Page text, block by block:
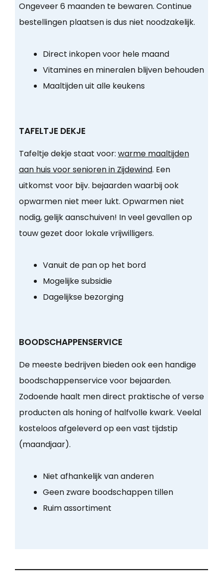
Ongeveer 6 maanden te bewaren. Continue
bestellingen plaatsen is dus niet noodzakelijk.
Direct inkopen voor hele maand
Vitamines en mineralen blijven behouden
Maaltijden uit alle keukens
TAFELTJE DEKJE
Tafeltje dekje staat voor: warme maaltijden
aan huis voor senioren in Zijdewind. Een
uitkomst voor bijv. bejaarden waarbij ook
opwarmen niet meer lukt. Opwarmen niet
nodig, gelijk aanschuiven! In veel gevallen op
touw gezet door lokale vrijwilligers.
Vanuit de pan op het bord
Mogelijke subsidie
Dagelijkse bezorging
BOODSCHAPPENSERVICE
De meeste bedrijven bieden ook een handige
boodschappenservice voor bejaarden.
Zodoende haalt men direct praktische of verse
producten als honing of halfvolle kwark. Veelal
kosteloos afgeleverd op een vast tijdstip
(maandjaar).
Niet afhankelijk van anderen
Geen zware boodschappen tillen
Ruim assortiment